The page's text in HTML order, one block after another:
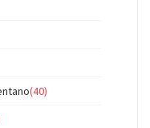
(40)